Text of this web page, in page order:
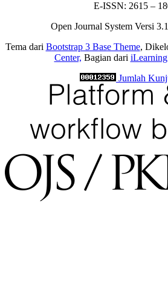
E-ISSN: 2615 –
Open Journal System Versi
Tema dari Bootstrap 3 Base Theme,
Center, Bagian dari
Jumlah